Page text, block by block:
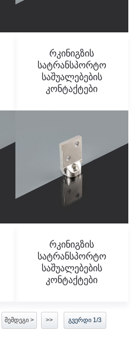
Რკინიგზის
Სატრანსპორტო
Საშუალებების
Კონტაქტები
Რკინიგზის
Სატრანსპორტო
Საშუალებების
Კონტაქტები
შემდეგი > >> გვერდი 1/3